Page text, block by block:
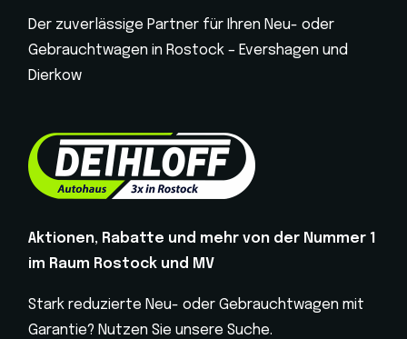
Der zuverlässige Partner für Ihren Neu- oder
Gebrauchtwagen in Rostock – Evershagen und
Dierkow
Aktionen, Rabatte und mehr von der Nummer 1
im Raum Rostock und MV
Stark reduzierte Neu- oder Gebrauchtwagen mit
Garantie? Nutzen Sie unsere Suche.